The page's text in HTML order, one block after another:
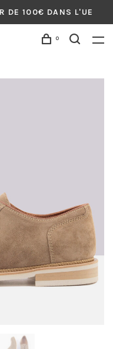
DE 100€ DANS L'UE
0